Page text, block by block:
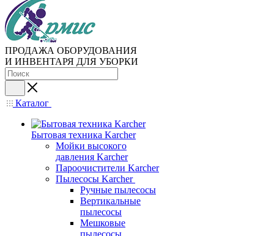
ПРОДАЖА ОБОРУДОВАНИЯ
И ИНВЕНТАРЯ ДЛЯ УБОРКИ
Каталог
Бытовая техника Karcher
Мойки высокого
давления Karcher
Пароочистители Karcher
Пылесосы Karcher
Ручные пылесосы
Вертикальные
пылесосы
Мешковые
пылесосы